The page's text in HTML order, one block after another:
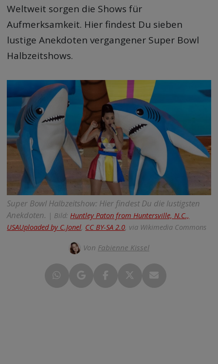
Weltweit sorgen die Shows für
Aufmerksamkeit. Hier findest Du sieben
lustige Anekdoten vergangener Super Bowl
Halbzeitshows.
Super Bowl Halbzeitshow: Hier findest Du die lustigsten
Anekdoten. | Bild: Huntley Paton from Huntersville, N.C.,
USAUploaded by C.Jonel CC BY-SA 2.0 , via Wikimedia Commons
Von Fabienne Kissel